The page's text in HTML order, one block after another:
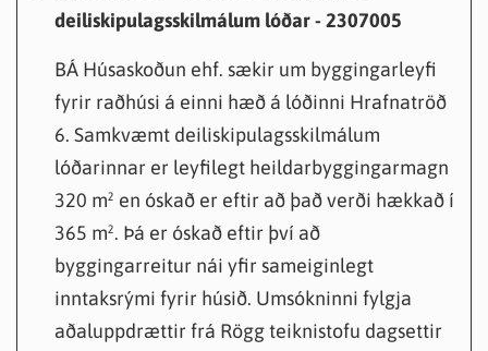
deiliskipulagsskilmálum lóðar - 2307005
BÁ Húsaskoðun ehf. sækir um byggingarleyfi
fyrir raðhúsi á einni hæð á lóðinni Hrafnatröð
6. Samkvæmt deiliskipulagsskilmálum
lóðarinnar er leyfilegt heildarbyggingarmagn
320 m² en óskað er eftir að það verði hækkað í
365 m². Þá er óskað eftir því að
byggingarreitur nái yfir sameiginlegt
inntaksrými fyrir húsið. Umsókninni fylgja
aðaluppdrættir frá Rögg teiknistofu dagsettir